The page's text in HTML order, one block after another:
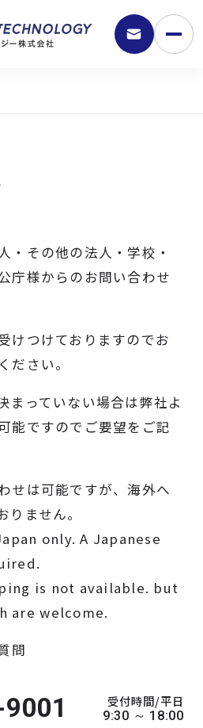
採用情報
その他の法人・学校・
庁様からのお問い合わせ
けつけておりますのでお
ださい。
まっていない場合は弊社よ
能ですのでご要望をご記
せは可能ですが、海外へ
ません。
only. A Japanese
is not available. but
are welcome.
問
受付時間/平日
9:30 ～ 18:00